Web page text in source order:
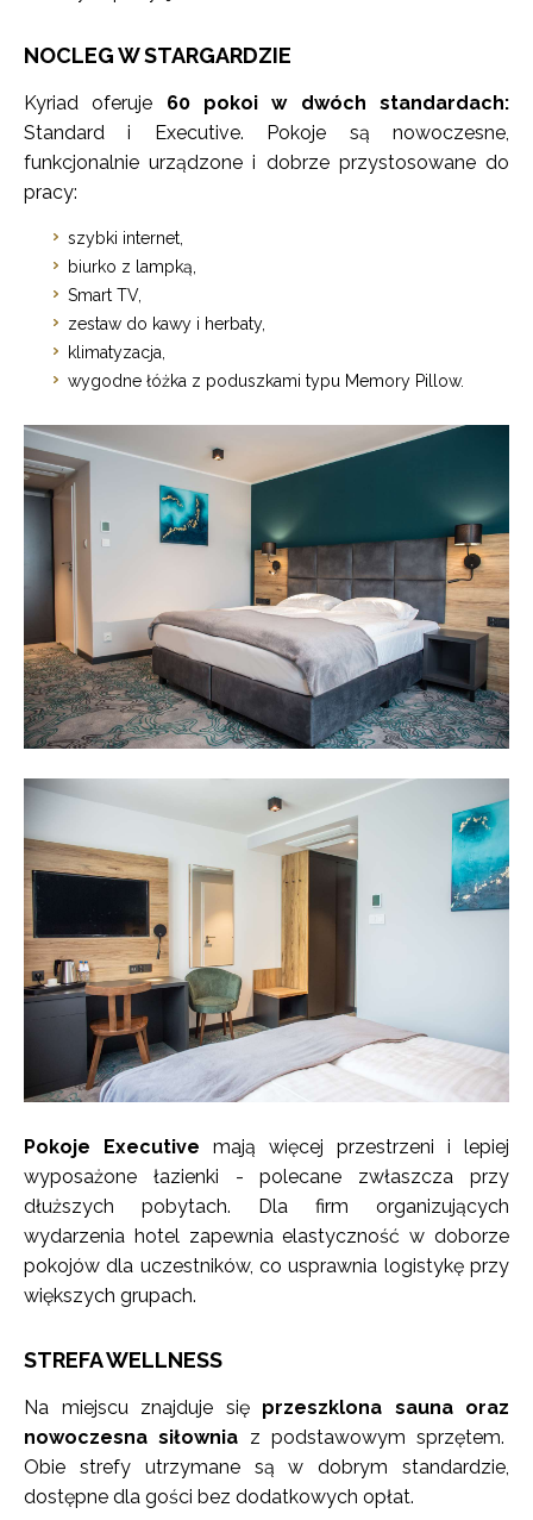
NOCLEG W STARGARDZIE
Kyriad oferuje 60 pokoi w dwóch standardach:
Standard i Executive. Pokoje są nowoczesne,
funkcjonalnie urządzone i dobrze przystosowane do
pracy:
szybki internet,
biurko z lampką,
Smart TV,
zestaw do kawy i herbaty,
klimatyzacja,
wygodne łóżka z poduszkami typu Memory Pillow.
Pokoje Executive mają więcej przestrzeni i lepiej
wyposażone łazienki - polecane zwłaszcza przy
dłuższych pobytach. Dla firm organizujących
wydarzenia hotel zapewnia elastyczność w doborze
pokojów dla uczestników, co usprawnia logistykę przy
większych grupach.
STREFA WELLNESS
Na miejscu znajduje się przeszklona sauna oraz
nowoczesna siłownia z podstawowym sprzętem.
Obie strefy utrzymane są w dobrym standardzie,
dostępne dla gości bez dodatkowych opłat.